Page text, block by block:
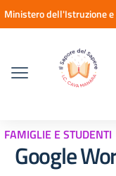
Vai ai contenuti
Vai al menu di
Vai al footer
Ministero dell'Istruzione e
FAMIGLIE E STUDENTI
Google